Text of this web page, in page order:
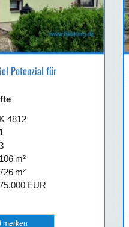
Potenzial für
K 4812
1
106 m²
m²
EUR
merken